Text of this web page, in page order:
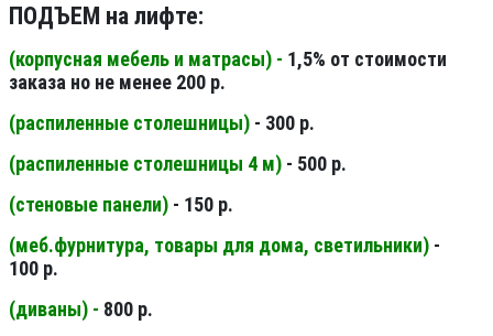
ПОДЪЕМ на лифте:
(корпусная мебель и матрасы) - 1,5% от стоимости
заказа но не менее 200 р.
(распиленные столешницы) - 300 р.
(распиленные столешницы 4 м) - 500 р.
(стеновые панели) - 150 р.
(меб.фурнитура, товары для дома, светильники) -
100 р.
(диваны) - 800 р.